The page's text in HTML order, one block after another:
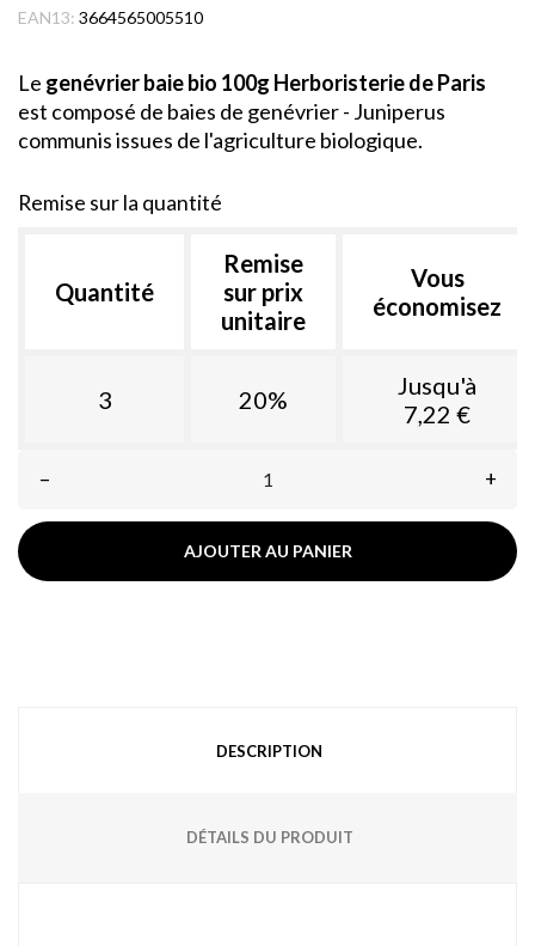
EAN13: 3664565005510
Le genévrier baie bio 100g Herboristerie de Paris
est composé de baies de genévrier - Juniperus
communis issues de l'agriculture biologique.
Remise sur la quantité
Quantité
Remise
sur prix
unitaire
Vous
économisez
3 20%
Jusqu'à
7,22 €
– +
AJOUTER AU PANIER
DESCRIPTION
DÉTAILS DU PRODUIT